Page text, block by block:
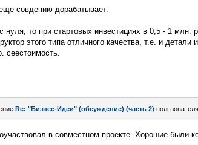
совдепию дорабатывает.
то при стартовых инвестициях в 0,5 - 1 млн.
этого типа отличного качества, т.е. и
сеестоимость.
Re: "Бизнес-Идеи" (обсуждение) (часть 2) пользователя
в совместном проекте. Хорошие были